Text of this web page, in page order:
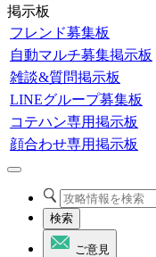
掲示板
フレンド募集板
自動マルチ募集掲示板
雑談&質問掲示板
LINEグループ募集板
コテハン専用掲示板
顔合わせ専用掲示板
検索
ご意見